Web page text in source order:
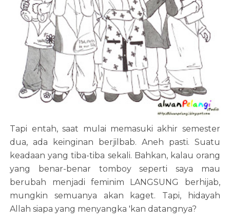
Tapi entah, saat mulai memasuki akhir semester
dua, ada keinginan berjilbab. Aneh pasti. Suatu
keadaan yang tiba-tiba sekali. Bahkan, kalau orang
yang benar-benar tomboy seperti saya mau
berubah menjadi feminim LANGSUNG berhijab,
mungkin semuanya akan kaget. Tapi, hidayah
Allah siapa yang menyangka 'kan datangnya?